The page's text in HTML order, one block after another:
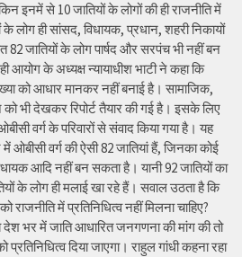
इनमें से 10 जातियों के लोगों की ही राजनीति में
के लोग ही सांसद, विधायक, प्रधान, शहरी निकायों
जातियों के लोग पार्षद और सरपंच भी नहीं बन
के अध्यक्ष न्यायाधीश भाटी ने कहा कि
को आधार मानकर नहीं बनाई है। सामाजिक,
भी देखकर रिपोर्ट तैयार की गई है। इसके लिए
वर्ग के परिवारों से संवाद किया गया है। यह
ओबीसी वर्ग की ऐसी 82 जातियां हैं, जिनका कोई
आदि नहीं बन सकता है। यानी 92 जातियों का
के लोग ही मलाई खा रहे हैं। सवाल उठता है कि
राजनीति में प्रतिनिधित्व नहीं मिलना चाहिए?
भर में जाति आधारित जनगणना की मांग की तो
दिया जाएगा। राहुल गांधी कहना रहा